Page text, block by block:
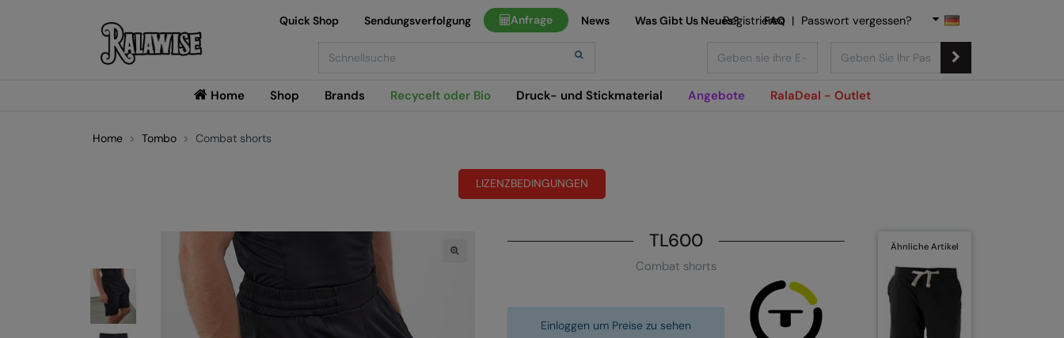
Home Shop Brands Recycelt oder Bio Druck- und Stickmaterial Angebote RalaDeal - Outlet
Quick Shop Sendungsverfolgung Anfrage News Was Gibt Us Neues? FAQ
Registrieren | Passwort vergessen?
Home Tombo Combat shorts
LIZENZBEDINGUNGEN
TL600
Combat shorts
Einloggen um Preise zu sehen
Ähnliche Artikel